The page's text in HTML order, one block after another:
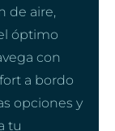
de aire,
óptimo
con
a bordo
opciones y
tu